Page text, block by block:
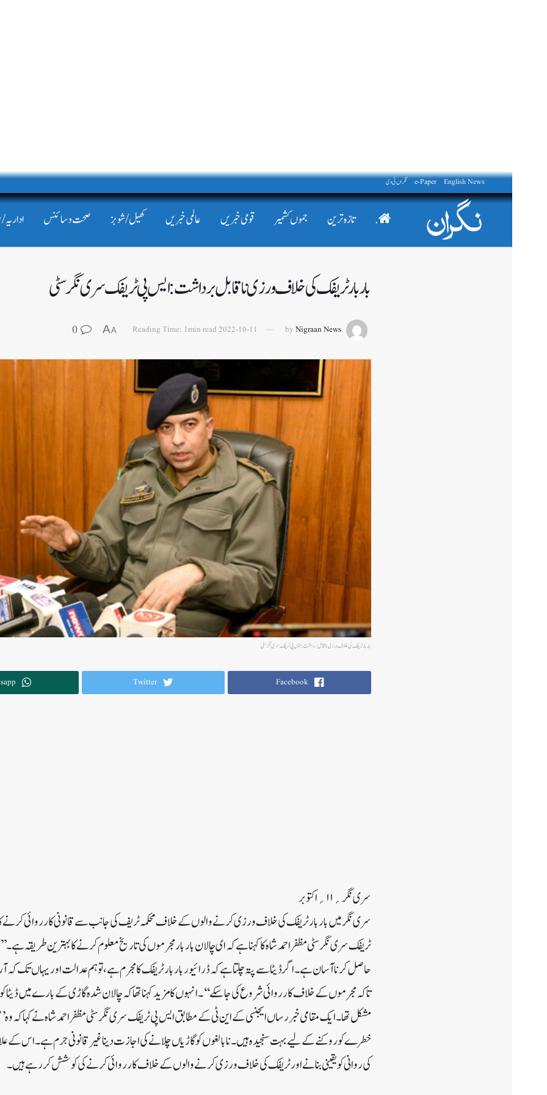
English News
e-Paper نگراں ٹی وی
. تازہ ترین جموں کشمیر قومی خبریں عالمی خبریں کھیل/شوبز صحت و سائنس
بار بار ٹریفک کی خلاف ورزی ناقابل برداشت: ایس پی ٹریفک سری نگر سٹی
by Nigraan News
2022-10-11
Reading Time: 1min read
A
A
بار بار ٹریفک کی خلاف ورزی ناقابل برداشت: ایس پی ٹریفک سری نگر سٹی
Facebook
Twitter
سری نگر؍۱۱؍ اکتوبر
سری نگر میں بار بار ٹریفک کی خلاف ورزی کرنے والوں کے خلاف محکمہ ٹریف کی جانب سے قانونی کارروائی کرنے
ٹریفک سری نگر سٹی مظفر احمد شاہ کا کہنا ہے کہ ای چالان بار بار مجرموں کی تاریخ معلوم کرنے کا بہترین طریقہ ہے۔
حاصل کرنا آسان ہے۔ اگر ڈیٹا سے پتہ چلتا ہے کہ ڈرائیور بار بار ٹریفک کا مجرم ہے، تو ہم عدالت اور یہاں تک
تاکہ مجرموں کے خلاف کارروائی شروع کی جا سکے‘‘۔ انہوں کا مزید کہنا تھا کہ چالان شدہ گاڑی کے بارے میں ڈیٹا
مشکل تھا۔ایک مقامی خبر رساں ایجنسی کے این ٹی کے مطابق ایس پی ٹریفک سری نگر سٹی مظفر احمد شاہ نے کہا کہ
خطرے کو روکنے کے لیے بہت سنجیدہ ہیں۔ نابالغوں کو گاڑیاں چلانے کی اجازت دینا غیر قانونی جرم ہے۔ اس کے
کی روانی کو یقینی بنانے اور ٹریفک کی خلاف ورزی کرنے والوں کے خلاف کارروائی کرنے کی کوشش کر رہے ہیں۔